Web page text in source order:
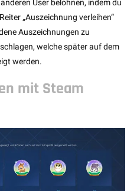
User belohnen, indem du
„Auszeichnung verleihen“
Auszeichnungen zu
welche später auf dem
werden.
mit Steam